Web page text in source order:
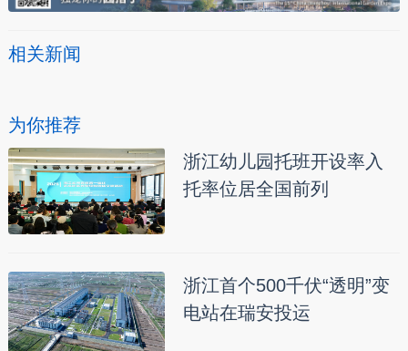
相关新闻
为你推荐
浙江幼儿园托班开设率入
托率位居全国前列
浙江首个500千伏“透明”变
电站在瑞安投运